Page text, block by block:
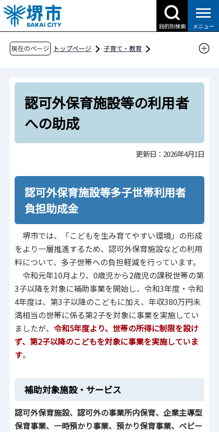
こ
の
ペ
目的別検索 メニュー
現在のページ トップページ
子育て・教育
預けたい（保育サービス）
保育料について（補助など）
認可外保育施設等の利用者への助成
認可外保育施設等の利用者
への助成
更新日：2026年4月1日
認可外保育施設等多子世帯利用者
負担助成金
堺市では、「こどもを生み育てやすい環境」の形成
をより一層推進するため、認可外保育施設などの利用
料について、多子世帯への負担軽減を行っています。
令和元年10月より、0歳児から2歳児の課税世帯の第
3子以降を対象に補助事業を開始し、令和3年度・令和
4年度は、第3子以降のこどもに加え、年収380万円未
満相当の世帯に係る第2子を対象に事業を実施してい
ましたが、 令和5年度より、世帯の所得に制限を設け
ず、第2子以降のこどもを対象に事業を実施していま
す。
補助対象施設・サービス
認可外保育施設、認可外の事業所内保育、企業主導型
保育事業、一時預かり事業、預かり保育事業、ベビー